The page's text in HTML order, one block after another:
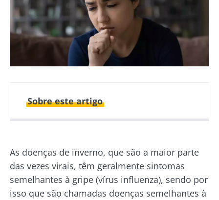
Sobre este artigo
As doenças de inverno, que são a maior parte
das vezes virais, têm geralmente sintomas
semelhantes à gripe (vírus influenza), sendo por
isso que são chamadas doenças semelhantes à